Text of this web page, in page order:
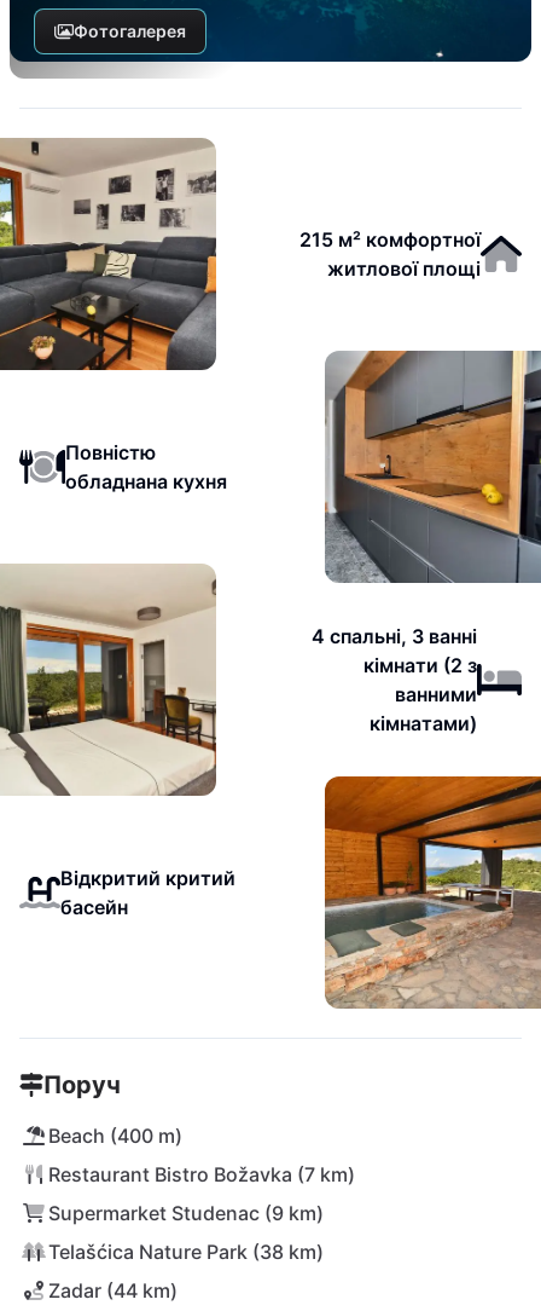
Фотогалерея
215 м² комфортної
житлової площі
Повністю
обладнана кухня
4 спальні, 3 ванні
кімнати (2 з
ванними
кімнатами)
Відкритий критий
басейн
Поруч
Beach (400 m)
Restaurant Bistro Božavka (7 km)
Supermarket Studenac (9 km)
Telašćica Nature Park (38 km)
Zadar (44 km)